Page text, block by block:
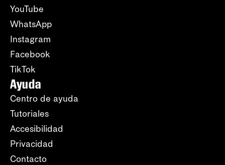
YouTube
WhatsApp
Instagram
Facebook
TikTok
Ayuda
Centro de ayuda
Tutoriales
Accesibilidad
Privacidad
Contacto